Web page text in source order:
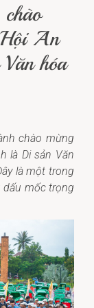
An
hóa
chào mừng
là Di sản Văn
là một trong
mốc trọng